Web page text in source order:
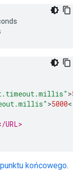
>
>5000<
URL>
końcowego.